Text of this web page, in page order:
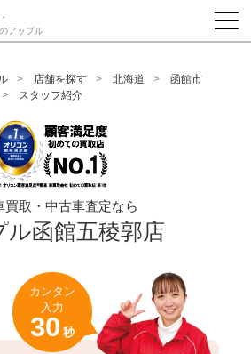
ームの為のCVボタン*/
アップル
店舗を探す 北海道
函館市
スタッフ紹介
買取・中古車査定なら
ル函館五稜郭店
カンタン
入力
30 秒